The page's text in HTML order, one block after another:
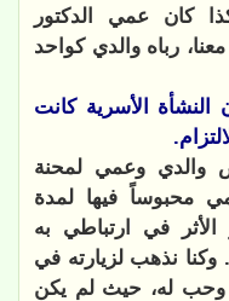
كان عمي الدكتور
رباه والدي كواحد
الأسرية كانت
والدي وعمي لمحنة
وقد بقي عمي محبوساً فيها لمدة
في ارتباطي به
نذهب لزيارته في
له، حيث لم يكن